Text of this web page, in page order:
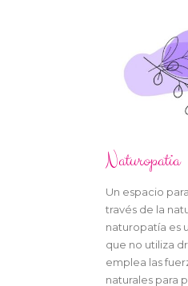
Naturopatia
Un espacio
través de la
naturopatía es
que no utiliza
emplea las
naturales para